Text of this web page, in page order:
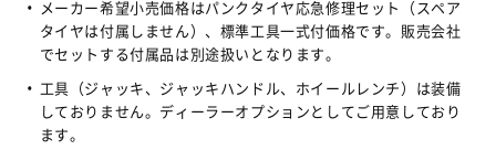
メーカー希望小売価格はパンクタイヤ応急修理セット（スペア
タイヤは付属しません）、標準工具一式付価格です。販売会社
でセットする付属品は別途扱いとなります。
工具（ジャッキ、ジャッキハンドル、ホイールレンチ）は装備
しておりません。ディーラーオプションとしてご用意しており
ます。